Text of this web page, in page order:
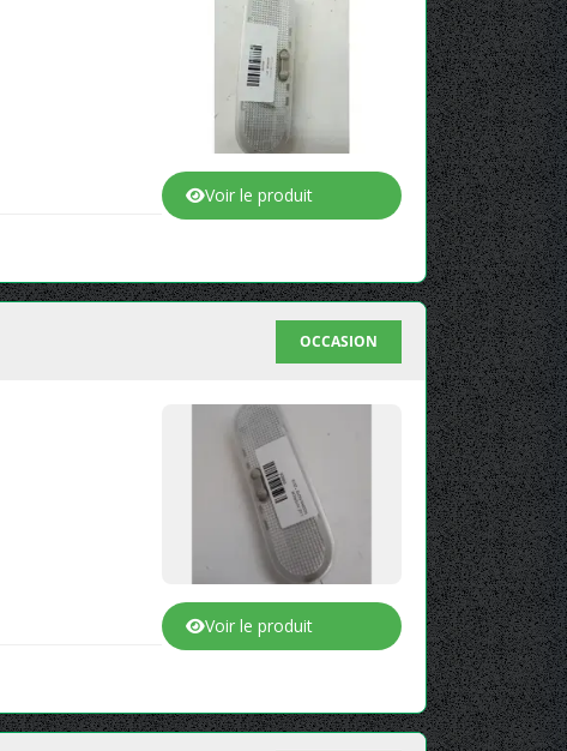
Voir le produit
OCCASION
Voir le produit